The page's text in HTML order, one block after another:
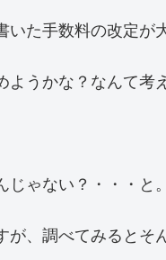
た手数料の改定が
ようかな？なんて考
ゃない？・・・と。
が、調べてみるとそ